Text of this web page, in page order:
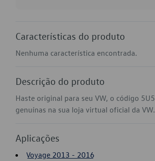
Características do produto
Nenhuma característica encontrada.
Descrição do produto
Haste original para seu VW, o código
genuínas na sua loja virtual oficial da VW.
Aplicações
Voyage 2013 - 2016